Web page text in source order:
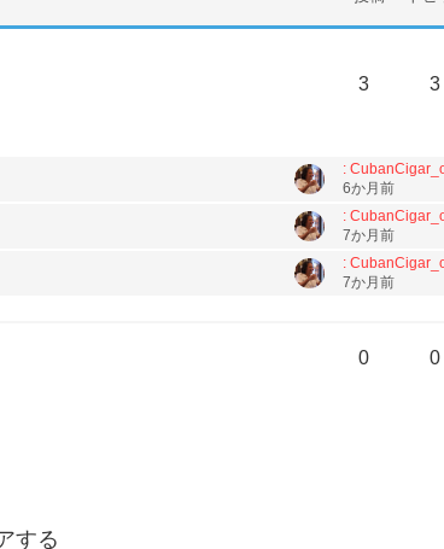
3 3
:
6か月前
:
7か月前
:
7か月前
0 0
する